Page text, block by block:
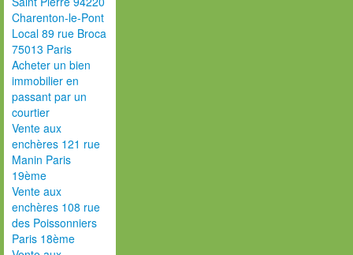
Charenton-le-Pont
Local 89 rue Broca
75013 Paris
Acheter un bien
immobilier en
passant par un
courtier
Vente aux
enchères 121 rue
Manin Paris
19ème
Vente aux
enchères 108 rue
des Poissonniers
Paris 18ème